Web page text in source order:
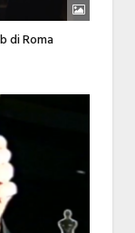
di Roma